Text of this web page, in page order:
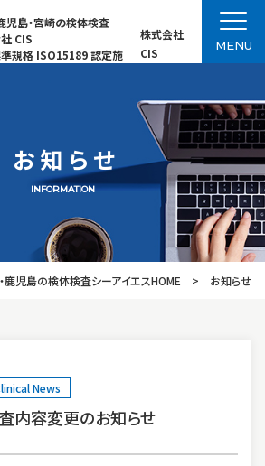
児島・宮崎の検体検査
CIS
規格 ISO15189 認定施
株式会社
CIS
MENU
お知らせ
INFORMATION
鹿児島の検体検査シーアイエスHOME お知らせ
News
内容変更のお知らせ